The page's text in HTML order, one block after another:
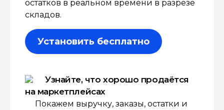
остатков в реальном времени в разрезе
складов.
Установить бесплатно
Узнайте, что хорошо продаётся
на маркетплейсах
Покажем выручку, заказы, остатки и